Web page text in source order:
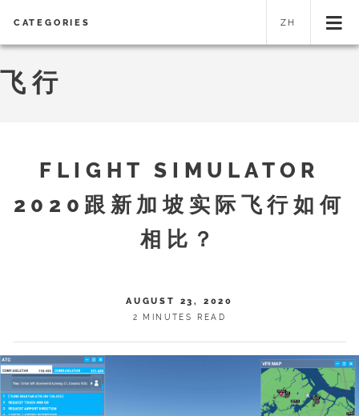
CATEGORIES ZH
飞行
FLIGHT SIMULATOR
2020跟新加坡实际飞行如何
相比？
AUGUST 23, 2020
2 MINUTES READ